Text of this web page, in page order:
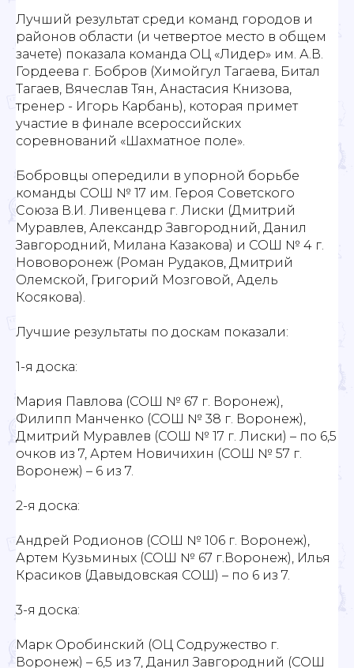
Лучший результат среди команд городов и
районов области (и четвертое место в общем
зачете) показала команда ОЦ «Лидер» им. А.В.
Гордеева г. Бобров (Химойгул Тагаева, Битал
Тагаев, Вячеслав Тян, Анастасия Книзова,
тренер - Игорь Карбань), которая примет
участие в финале всероссийских
соревнований «Шахматное поле».
Бобровцы опередили в упорной борьбе
команды СОШ № 17 им. Героя Советского
Союза В.И. Ливенцева г. Лиски (Дмитрий
Муравлев, Александр Завгородний, Данил
Завгородний, Милана Казакова) и СОШ № 4 г.
Нововоронеж (Роман Рудаков, Дмитрий
Олемской, Григорий Мозговой, Адель
Косякова).
Лучшие результаты по доскам показали:
1-я доска:
Мария Павлова (СОШ № 67 г. Воронеж),
Филипп Манченко (СОШ № 38 г. Воронеж),
Дмитрий Муравлев (СОШ № 17 г. Лиски) – по 6,5
очков из 7, Артем Новичихин (СОШ № 57 г.
Воронеж) – 6 из 7.
2-я доска:
Андрей Родионов (СОШ № 106 г. Воронеж),
Артем Кузьминых (СОШ № 67 г.Воронеж), Илья
Красиков (Давыдовская СОШ) – по 6 из 7.
3-я доска:
Марк Оробинский (ОЦ Содружество г.
Воронеж) – 6,5 из 7, Данил Завгородний (СОШ